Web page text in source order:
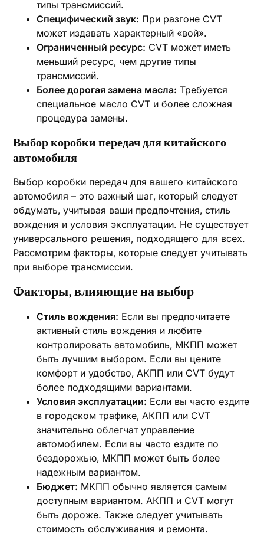
типы трансмиссий.
Специфический звук: При разгоне CVT
может издавать характерный «вой».
Ограниченный ресурс: CVT может иметь
меньший ресурс‚ чем другие типы
трансмиссий.
Более дорогая замена масла: Требуется
специальное масло CVT и более сложная
процедура замены.
Выбор коробки передач для китайского
автомобиля
Выбор коробки передач для вашего китайского
автомобиля – это важный шаг‚ который следует
обдумать‚ учитывая ваши предпочтения‚ стиль
вождения и условия эксплуатации. Не существует
универсального решения‚ подходящего для всех.
Рассмотрим факторы‚ которые следует учитывать
при выборе трансмиссии.
Факторы‚ влияющие на выбор
Стиль вождения: Если вы предпочитаете
активный стиль вождения и любите
контролировать автомобиль‚ МКПП может
быть лучшим выбором. Если вы цените
комфорт и удобство‚ АКПП или CVT будут
более подходящими вариантами.
Условия эксплуатации: Если вы часто ездите
в городском трафике‚ АКПП или CVT
значительно облегчат управление
автомобилем. Если вы часто ездите по
бездорожью‚ МКПП может быть более
надежным вариантом.
Бюджет: МКПП обычно является самым
доступным вариантом. АКПП и CVT могут
быть дороже. Также следует учитывать
стоимость обслуживания и ремонта.